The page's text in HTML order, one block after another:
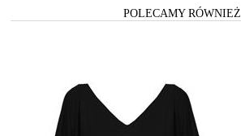
POLECAMY RÓWNIEŻ